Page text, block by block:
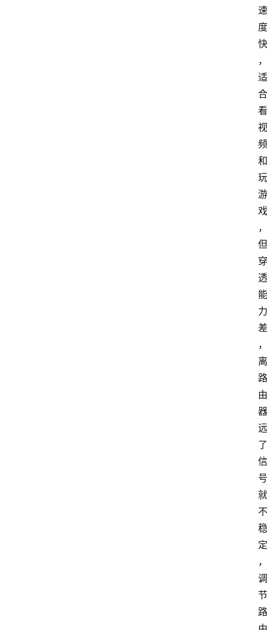
速
度
快
，
适
合
看
视
频
和
玩
游
戏
，
但
穿
透
能
力
差
，
离
路
由
器
远
了
信
号
就
不
稳
定
，
调
节
路